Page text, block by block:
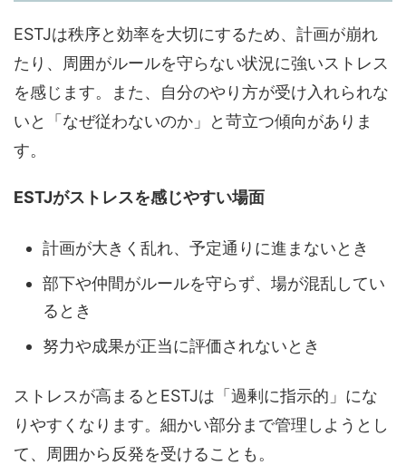
ESTJは秩序と効率を大切にするため、計画が崩れ
たり、周囲がルールを守らない状況に強いストレス
を感じます。また、自分のやり方が受け入れられな
いと「なぜ従わないのか」と苛立つ傾向がありま
す。
ESTJがストレスを感じやすい場面
計画が大きく乱れ、予定通りに進まないとき
部下や仲間がルールを守らず、場が混乱してい
るとき
努力や成果が正当に評価されないとき
ストレスが高まるとESTJは「過剰に指示的」にな
りやすくなります。細かい部分まで管理しようとし
て、周囲から反発を受けることも。